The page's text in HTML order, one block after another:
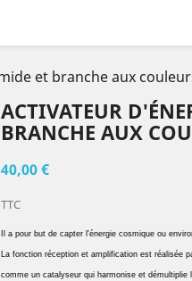
et branche aux
ACTIVATEUR
BRANCHE AUX
40,00 €
TTC
Il a pour but de capter l'énergie cosmique ou
La fonction réception et amplification est réalisée
comme un catalyseur qui harmonise et